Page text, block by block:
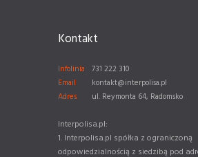
Kontakt
Infolinia
731 222 310
Email
kontakt@interpolisa.pl
Adres
ul. Reymonta 64, Radomsko
Interpolisa.pl:
1. Interpolisa.pl spółka z ograniczoną
odpowiedzialnością z siedzibą pod